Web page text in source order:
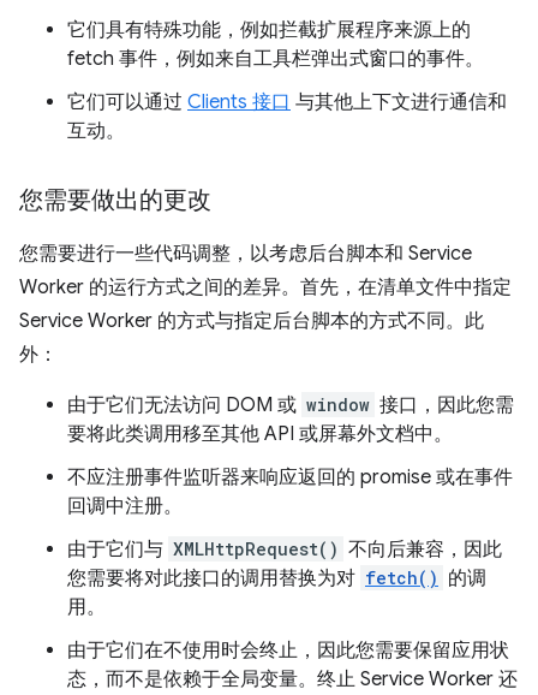
它们具有特殊功能，例如拦截扩展程序来源上的
fetch 事件，例如来自工具栏弹出式窗口的事件。
它们可以通过 Clients 接口 与其他上下文进行通信和
互动。
您需要做出的更改
您需要进行一些代码调整，以考虑后台脚本和 Service
Worker 的运行方式之间的差异。首先，在清单文件中指定
Service Worker 的方式与指定后台脚本的方式不同。此
外：
由于它们无法访问 DOM 或 window 接口，因此您需
要将此类调用移至其他 API 或屏幕外文档中。
不应注册事件监听器来响应返回的 promise 或在事件
回调中注册。
由于它们与 XMLHttpRequest() 不向后兼容，因此
您需要将对此接口的调用替换为对 fetch() 的调
用。
由于它们在不使用时会终止，因此您需要保留应用状
态，而不是依赖于全局变量。终止 Service Worker 还